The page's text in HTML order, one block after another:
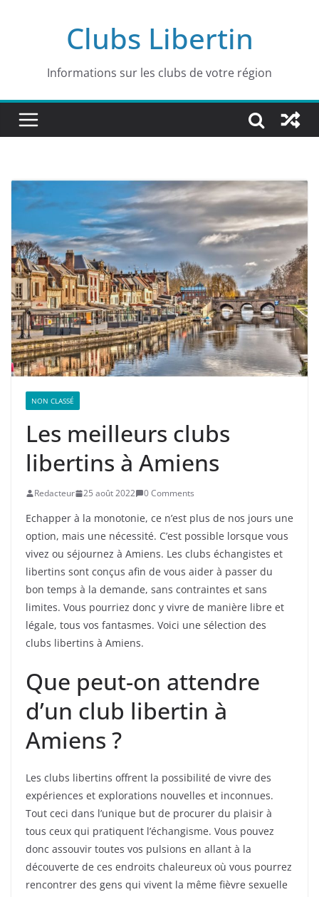
Clubs Libertin
Informations sur les clubs de votre région
NON CLASSÉ
Les meilleurs clubs
libertins à Amiens
Redacteur 25 août 2022 0 Comments
Echapper à la monotonie, ce n’est plus de nos jours une
option, mais une nécessité. C’est possible lorsque vous
vivez ou séjournez à Amiens. Les clubs échangistes et
libertins sont conçus afin de vous aider à passer du
bon temps à la demande, sans contraintes et sans
limites. Vous pourriez donc y vivre de manière libre et
légale, tous vos fantasmes. Voici une sélection des
clubs libertins à Amiens.
Que peut-on attendre
d’un club libertin à
Amiens ?
Les clubs libertins offrent la possibilité de vivre des
expériences et explorations nouvelles et inconnues.
Tout ceci dans l’unique but de procurer du plaisir à
tous ceux qui pratiquent l’échangisme. Vous pouvez
donc assouvir toutes vos pulsions en allant à la
découverte de ces endroits chaleureux où vous pourrez
rencontrer des gens qui vivent la même fièvre sexuelle